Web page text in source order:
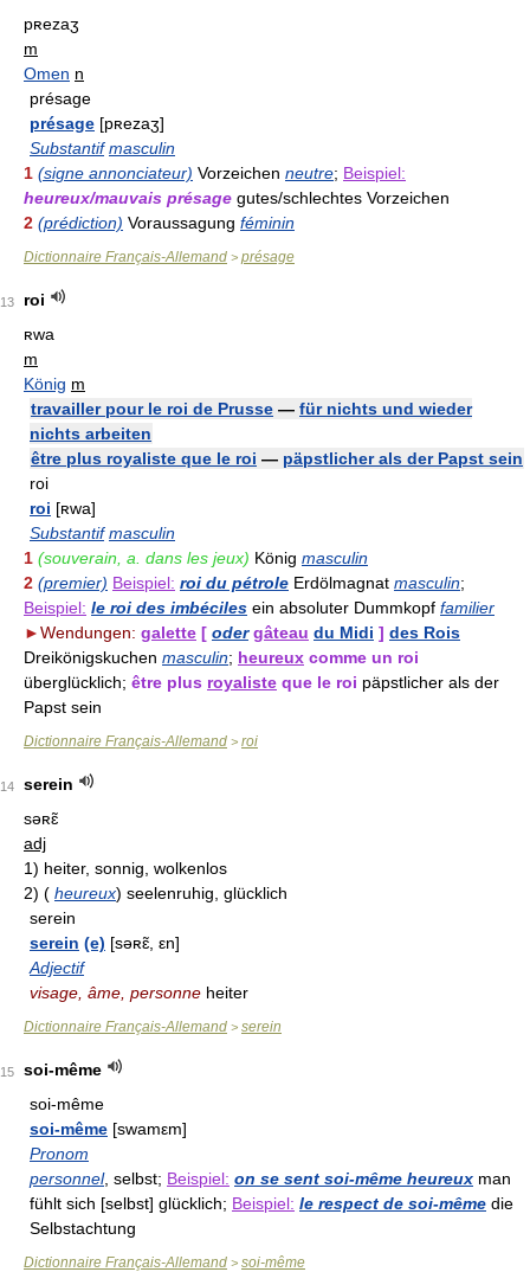
pʀezaʒ
m
Omen n
présage
présage [pʀezaʒ]
Substantif masculin
1 (signe annonciateur) Vorzeichen neutre; Beispiel:
heureux/mauvais présage gutes/schlechtes Vorzeichen
2 (prédiction) Voraussagung féminin
Dictionnaire Français-Allemand > présage
13
roi
ʀwa
m
König m
travailler pour le roi de Prusse — für nichts und wieder
nichts arbeiten
être plus royaliste que le roi — päpstlicher als der Papst sein
roi
roi [ʀwa]
Substantif masculin
1 (souverain, a. dans les jeux) König masculin
2 (premier) Beispiel: roi du pétrole Erdölmagnat masculin;
Beispiel: le roi des imbéciles ein absoluter Dummkopf familier
►Wendungen: galette [ oder gâteau du Midi ] des Rois
Dreikönigskuchen masculin; heureux comme un roi
überglücklich; être plus royaliste que le roi päpstlicher als der
Papst sein
Dictionnaire Français-Allemand > roi
14
serein
səʀɛ̃
adj
1) heiter, sonnig, wolkenlos
2) ( heureux) seelenruhig, glücklich
serein
serein (e) [səʀɛ̃, εn]
Adjectif
visage, âme, personne heiter
Dictionnaire Français-Allemand > serein
15
soi-même
soi-même
soi-même [swamεm]
Pronom
personnel, selbst; Beispiel: on se sent soi-même heureux man
fühlt sich [selbst] glücklich; Beispiel: le respect de soi-même die
Selbstachtung
Dictionnaire Français-Allemand > soi-même